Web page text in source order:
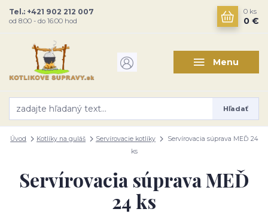
Menu
Hľadať
Tel.: +421 902 212 007
od 8:00 - do 16:00 hod
0 ks
0 €
Úvod Kotlíky na guláš Servírovacie kotlíky
Servírovacia súprava MEĎ 24
ks
Servírovacia súprava MEĎ
24 ks